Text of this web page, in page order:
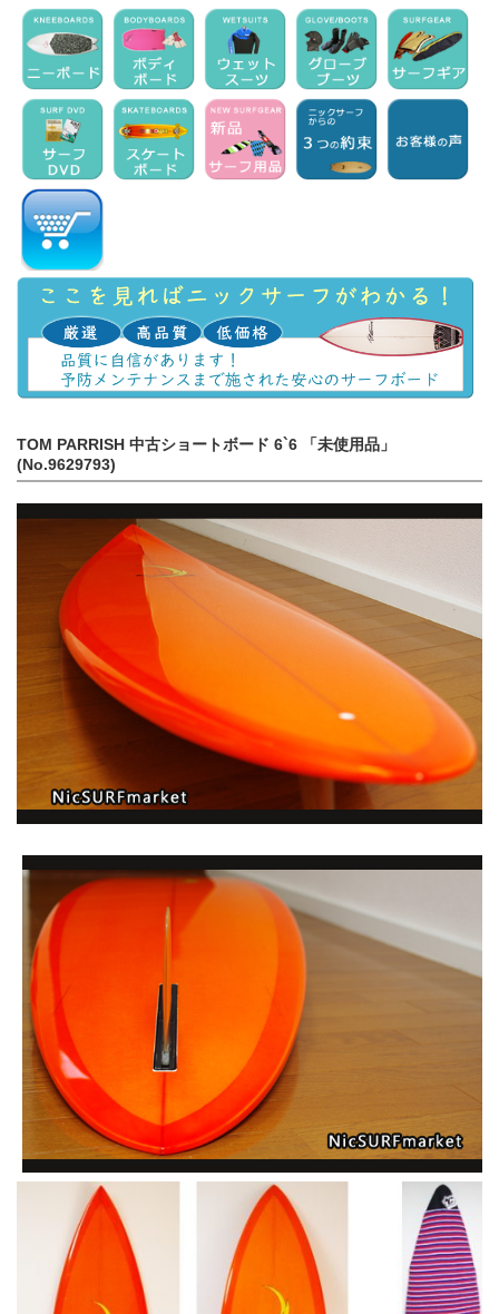
TOM PARRISH 中古ショートボード 6`6 「未使用品」
(No.9629793)